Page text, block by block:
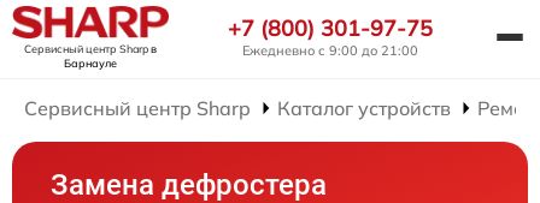
Сервисный центр Sharpв
Барнауле
+7 (800) 301-97-75
Ежедневно с 9:00 до 21:00
Сервисный центр Sharp Каталог устройств
Замена дефростера